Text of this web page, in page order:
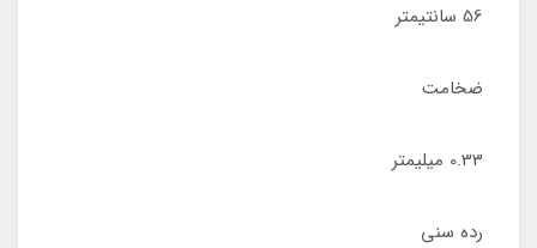
56 سانتیمتر
ضخامت
0.33 میلیمتر
رده سنی